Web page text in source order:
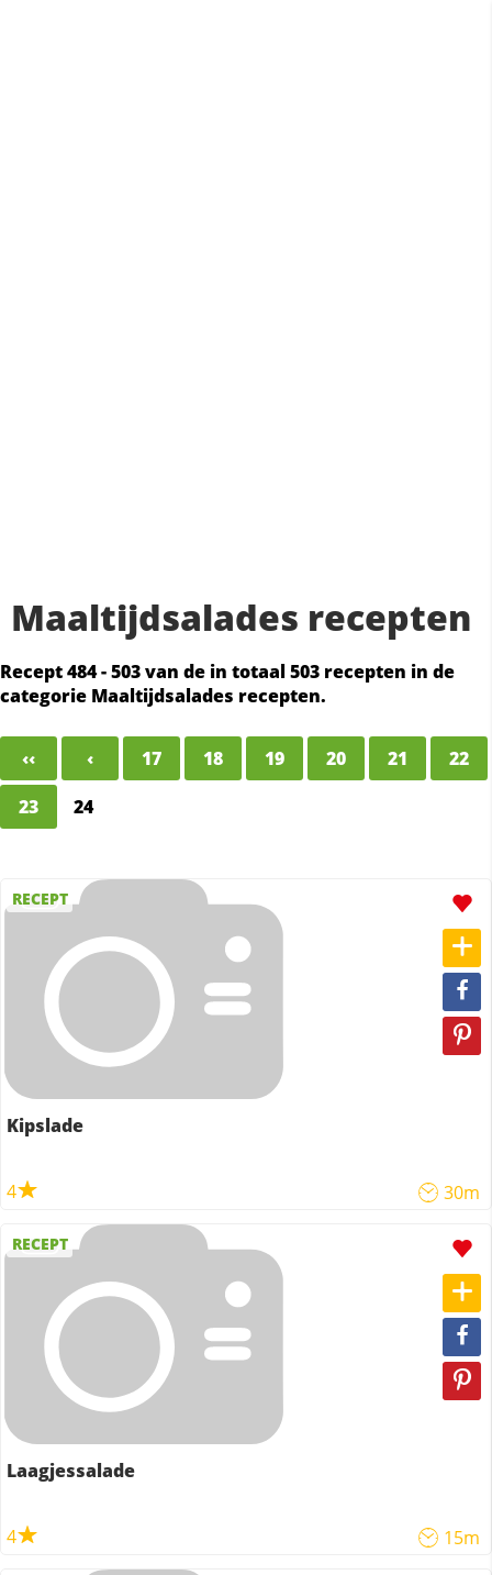
Maaltijdsalades recepten
Recept 484 - 503 van de in totaal 503 recepten in de
categorie Maaltijdsalades recepten.
‹‹ ‹ 17 18 19 20 21
22
23
24
RECEPT
Kipslade
4 30m
RECEPT
Laagjessalade
4 15m